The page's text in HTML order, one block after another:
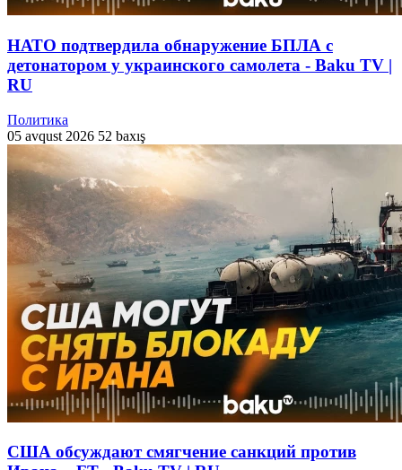
НАТО подтвердила обнаружение БПЛА с
детонатором у украинского самолета - Baku TV |
RU
Политика
05 avqust 2026 52 baxış
США обсуждают смягчение санкций против